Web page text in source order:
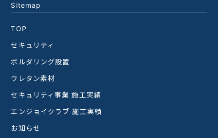
Sitemap
TOP
セキュリティ
ボルダリング設置
ウレタン素材
セキュリティ事業 施工実績
エンジョイクラブ 施工実績
お知らせ